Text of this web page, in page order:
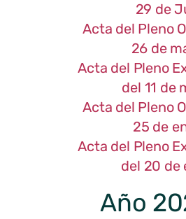
29 de
Acta del Pleno
26 de
Acta del Pleno
del 11 de
Acta del Pleno
25 de
Acta del Pleno
del 20 de
Año